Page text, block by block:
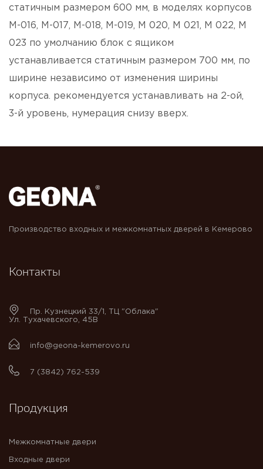
статичным размером 600 мм, в моделях корпусов
М-016, М-017, М-018, М-019, М 020, М 021, М 022, М
023 по умолчанию блок с ящиком
устанавливается статичным размером 700 мм, по
ширине независимо от изменения ширины
корпуса. рекомендуется устанавливать на 2-ой,
3-й уровень, нумерация снизу вверх.
Производство входных и межкомнатных дверей в Кемерово
Контакты
Пр. Кузнецкий 33/1, ТЦ "Облака"
Ул. Тухачевского, 45В
info@geona-kemerovo.ru
7 (3842) 762-539
Продукция
Межкомнатные двери
Входные двери